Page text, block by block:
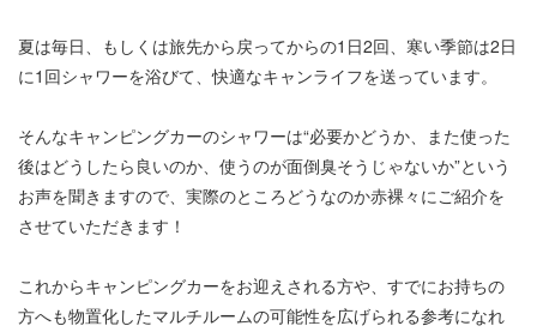
夏は毎日、もしくは旅先から戻ってからの1日2回、寒い季節は2日
に1回シャワーを浴びて、快適なキャンライフを送っています。
そんなキャンピングカーのシャワーは“必要かどうか、また使った
後はどうしたら良いのか、使うのが面倒臭そうじゃないか”という
お声を聞きますので、実際のところどうなのか赤裸々にご紹介を
させていただきます！
これからキャンピングカーをお迎えされる方や、すでにお持ちの
方へも物置化したマルチルームの可能性を広げられる参考になれ